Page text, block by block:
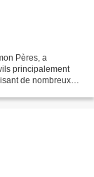
Pères, a
principalement
de nombreux